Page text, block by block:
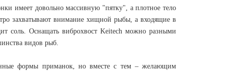
имеет довольно массивную "пятку", а плотное тело
захватывают внимание хищной рыбы, а входящие в
соль. Оснащать виброхвост Keitech можно разными
видов рыб.
формы приманок, но вместе с тем – желающим